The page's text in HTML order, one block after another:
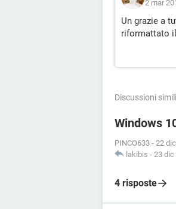
2 mar
Un grazie a
riformattato
Discussioni simili
Windows
PINCO633 - 22
lakibis - 23 dic
4 risposte